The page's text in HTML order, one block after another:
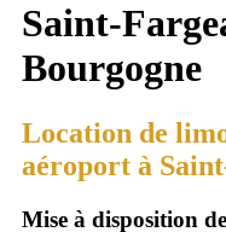
Saint-
Bourgogne
Location de
aéroport à
Mise à disposition